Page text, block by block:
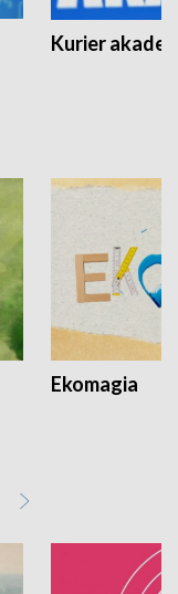
Kurier
Ekomagia